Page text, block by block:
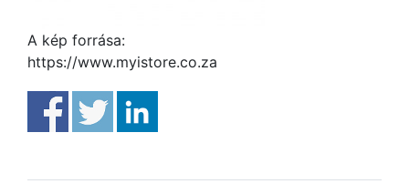
A kép forrása:
https://www.myistore.co.za